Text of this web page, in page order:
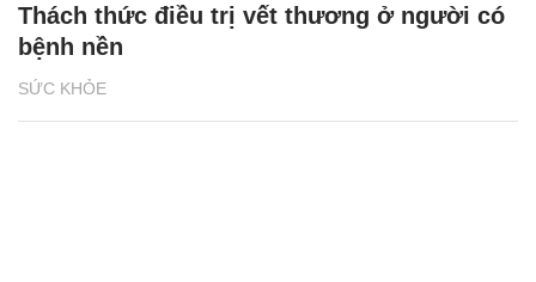
SỨC KHỎE
Thách thức điều trị vết thương ở người có
bệnh nền